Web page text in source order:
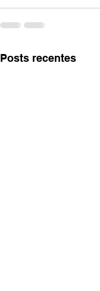
Posts recentes